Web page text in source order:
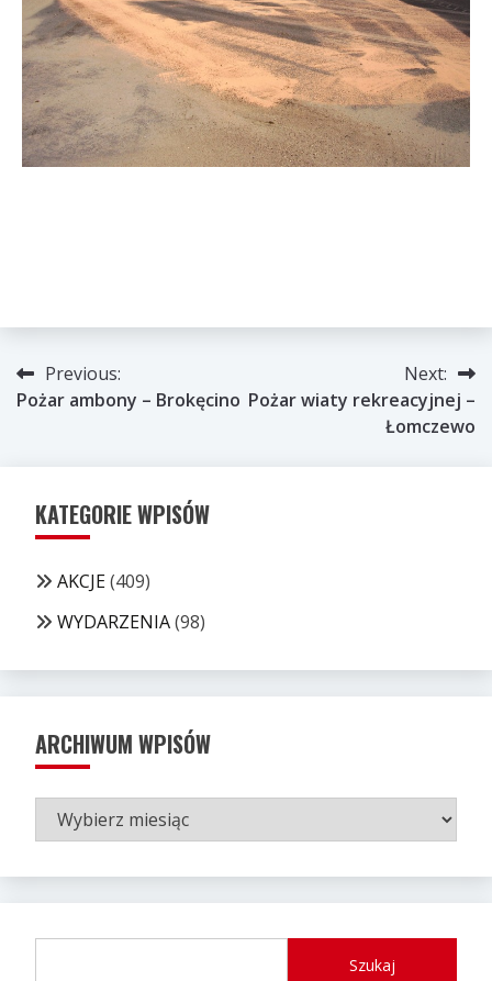
Nawigacja
wpisu
Previous:
Pożar ambony – Brokęcino
Next:
Pożar wiaty rekreacyjnej –
Łomczewo
KATEGORIE WPISÓW
AKCJE(409)
WYDARZENIA(98)
ARCHIWUM WPISÓW
ARCHIWUM
WPISÓW
Szukaj